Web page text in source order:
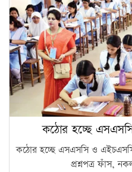
কঠোর হচ্ছে
কঠোর হচ্ছে এসএসসি ও এইচএসসি
প্রশ্নপত্র ফাঁস,